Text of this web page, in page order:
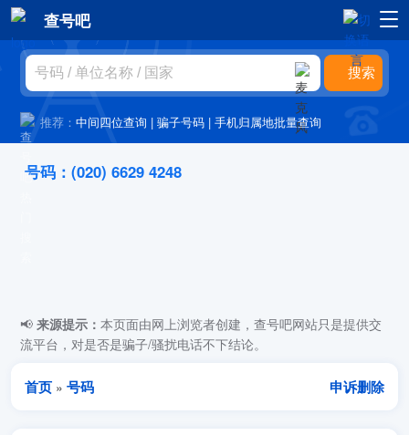
查号吧
推荐：中间四位查询 |骗子号码 |手机归属地批量查询
号码：(020) 6629 4248
📢 来源提示： 本页面由网上浏览者创建，查号吧网站只是提供交
流平台，对是否是骗子/骚扰电话不下结论。
首页 » 号码 申诉删除